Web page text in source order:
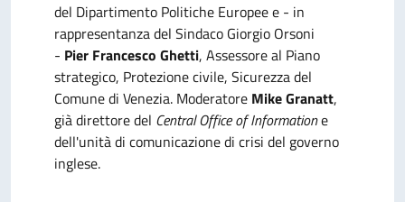
del Dipartimento Politiche Europee e - in
rappresentanza del Sindaco Giorgio Orsoni
- Pier Francesco Ghetti, Assessore al Piano
strategico, Protezione civile, Sicurezza del
Comune di Venezia. Moderatore Mike Granatt,
già direttore del Central Office of Informatione
dell'unità di comunicazione di crisi del governo
inglese.